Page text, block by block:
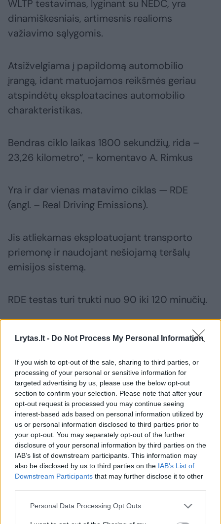
Lrytas.lt - Do Not Process My Personal Information
If you wish to opt-out of the sale, sharing to third parties, or
processing of your personal or sensitive information for
targeted advertising by us, please use the below opt-out
section to confirm your selection. Please note that after your
opt-out request is processed you may continue seeing
interest-based ads based on personal information utilized by
us or personal information disclosed to third parties prior to
your opt-out. You may separately opt-out of the further
disclosure of your personal information by third parties on the
IAB’s list of downstream participants. This information may
also be disclosed by us to third parties on the IAB’s List of
Downstream Participants that may further disclose it to other
Personal Data Processing Opt Outs
WLTP testavimas, lyginant su NEDC, yra
dinamiškesniais, artimesnis realioms
važiavimo sąlygomis.
Atsižvelgiama į papildomą automobilio
įrangą, idant matuojamos reikšmės geriau
atspindėtų eksploatacines automobilio
charakteristikas.
Bendras ciklo laikas 1800 sekundžių, rida –
23,26 kilometro“, – komentavo A. Rimkus
Yra ir dar vienas matavimo ciklas — RDE
(angl. – Real Driving Emissions).
Jis atliekamas eksploatuojant transporto
priemonę ir naudojant nešiojamą teršalų
emisijos sistemą.
RDE testas turi trukti nuo 90 iki 120 minučių.
Maršrutą turi sudaryti trys segmentai: miesto
(iki 60 km/val.), užmiesčio (60–90 km/val.) ir
greitkelio (didesnis nei 90 km/val).
Kiekvienas segmentas turi sudaryti ne
mažiau kaip 16 kilometrų. Testuojamos azoto
oksidų ir kietųjų dalelių emisijos.
Susiję straipsniai